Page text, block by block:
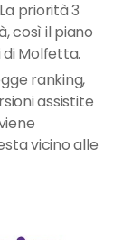
priorità 3
così il piano
Molfetta.
ranking,
assistite
vicino alle